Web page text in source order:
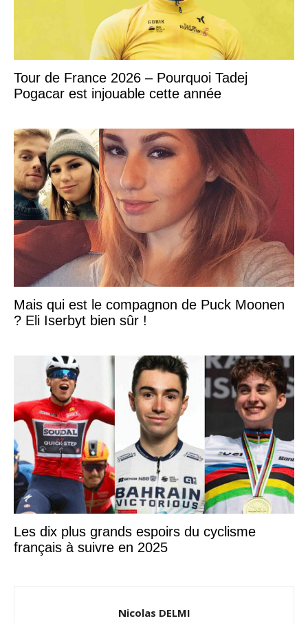
Tour de France 2026 – Pourquoi Tadej
Pogacar est injouable cette année
Mais qui est le compagnon de Puck Moonen
? Eli Iserbyt bien sûr !
Les dix plus grands espoirs du cyclisme
français à suivre en 2025
Nicolas DELMI